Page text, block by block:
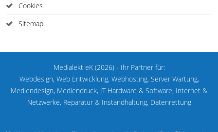
Cookies
Sitemap
Medialekt eK (2026) - Ihr Partner für:
Webdesign, Web Entwicklung, Webhosting, Server Wartung,
Mediendesign, Mediendruck, IT Hardware & Software, Internet &
Netzwerke, Reparatur & Instandhaltung, Datenrettung